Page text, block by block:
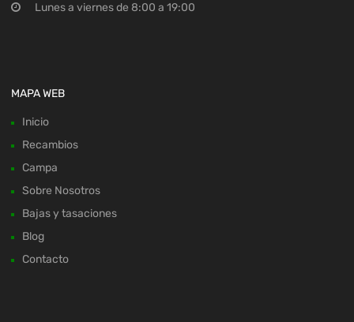
Lunes a viernes de 8:00 a 19:00
MAPA WEB
Inicio
Recambios
Campa
Sobre Nosotros
Bajas y tasaciones
Blog
Contacto